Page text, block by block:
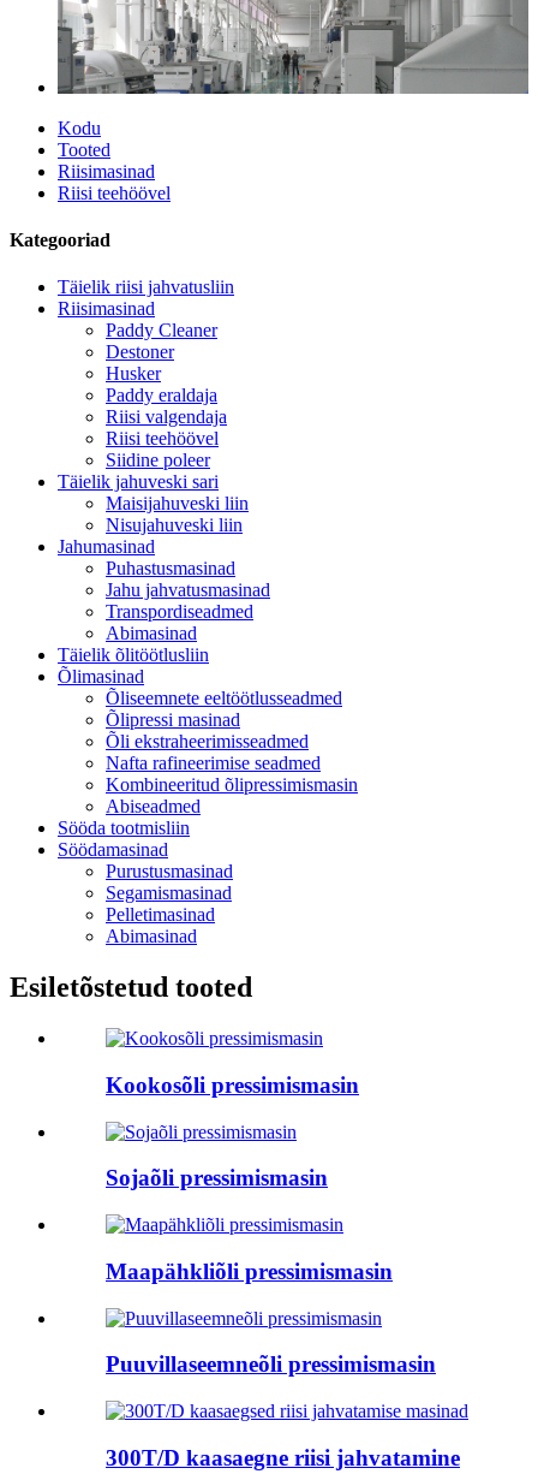
Kodu
Tooted
Riisimasinad
Riisi teehöövel
Kategooriad
Täielik riisi jahvatusliin
Riisimasinad
Paddy Cleaner
Destoner
Husker
Paddy eraldaja
Riisi valgendaja
Riisi teehöövel
Siidine poleer
Täielik jahuveski sari
Maisijahuveski liin
Nisujahuveski liin
Jahumasinad
Puhastusmasinad
Jahu jahvatusmasinad
Transpordiseadmed
Abimasinad
Täielik õlitöötlusliin
Õlimasinad
Õliseemnete eeltöötlusseadmed
Õlipressi masinad
Õli ekstraheerimisseadmed
Nafta rafineerimise seadmed
Kombineeritud õlipressimismasin
Abiseadmed
Sööda tootmisliin
Söödamasinad
Purustusmasinad
Segamismasinad
Pelletimasinad
Abimasinad
Esiletõstetud tooted
Kookosõli pressimismasin
Sojaõli pressimismasin
Maapähkliõli pressimismasin
Puuvillaseemneõli pressimismasin
300T/D kaasaegne riisi jahvatamine